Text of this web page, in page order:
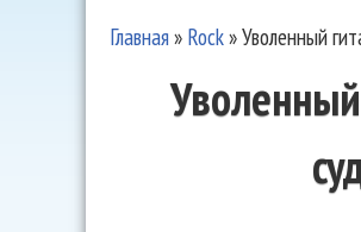
Главная» Rock»Уволенный